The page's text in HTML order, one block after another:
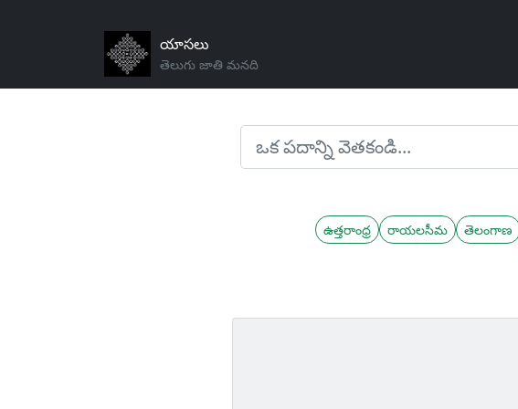
యాసలు
తెలుగు జాతి మనది
ఉత్తరాంధ్ర రాయలసీమ తెలంగాణ